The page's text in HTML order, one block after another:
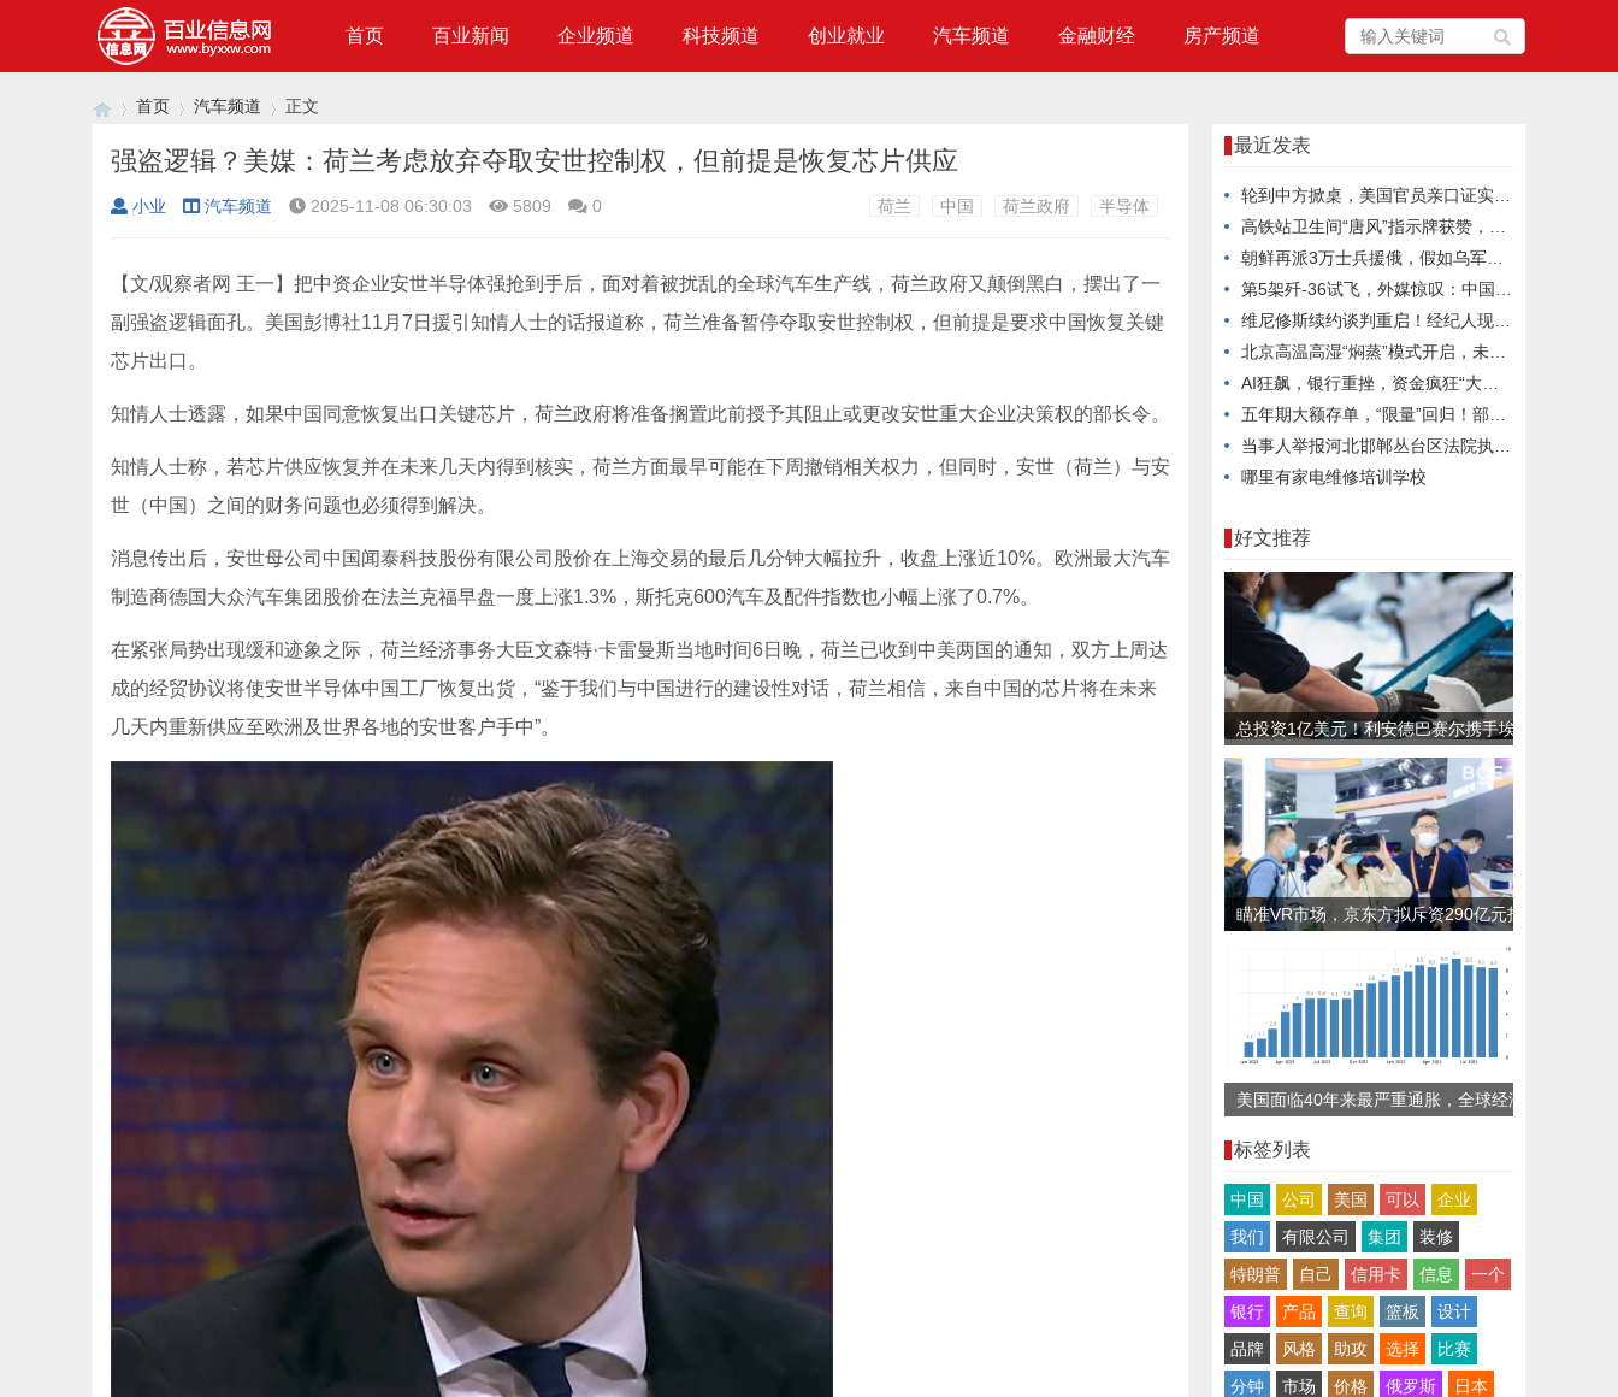
首页 百业新闻 企业频道 科技频道 创业就业 汽车频道 金融财经 房产频道
›
首页 汽车频道
›
正文
强盗逻辑？美媒：荷兰考虑放弃夺取安世控制权，但前提是恢复芯片供应
小业 汽车频道 2025-11-08 06:30:03 5809 0 荷兰 中国 荷兰政府 半导体
【文/观察者网 王一】把中资企业安世半导体强抢到手后，面对着被扰乱的全球汽车生产线，荷兰政府又颠倒黑白，摆出了一
副强盗逻辑面孔。美国彭博社11月7日援引知情人士的话报道称，荷兰准备暂停夺取安世控制权，但前提是要求中国恢复关键
芯片出口。
知情人士透露，如果中国同意恢复出口关键芯片，荷兰政府将准备搁置此前授予其阻止或更改安世重大企业决策权的部长令。
知情人士称，若芯片供应恢复并在未来几天内得到核实，荷兰方面最早可能在下周撤销相关权力，但同时，安世（荷兰）与安
世（中国）之间的财务问题也必须得到解决。
消息传出后，安世母公司中国闻泰科技股份有限公司股价在上海交易的最后几分钟大幅拉升，收盘上涨近10%。欧洲最大汽车
制造商德国大众汽车集团股价在法兰克福早盘一度上涨1.3%，斯托克600汽车及配件指数也小幅上涨了0.7%。
在紧张局势出现缓和迹象之际，荷兰经济事务大臣文森特·卡雷曼斯当地时间6日晚，荷兰已收到中美两国的通知，双方上周达
成的经贸协议将使安世半导体中国工厂恢复出货，“鉴于我们与中国进行的建设性对话，荷兰相信，来自中国的芯片将在未来
几天内重新供应至欧洲及世界各地的安世客户手中”。
最近发表
轮到中方掀桌，美国官员亲口证实：中国报复手段变强，单挑打不过
高铁站卫生间“唐风”指示牌获赞，真正动人的文化表达多朴素克制
朝鲜再派3万士兵援俄，假如乌军重创他们，金正恩会向乌克兰宣战吗？
第5架歼-36试飞，外媒惊叹：中国六代机2030年服役稳了？
维尼修斯续约谈判重启！经纪人现身巴尔德贝巴斯引发关注
北京高温高湿“焖蒸”模式开启，未来三天注意防暑
AI狂飙，银行重挫，资金疯狂“大挪移”
五年期大额存单，“限量”回归！部分银行已售罄
当事人举报河北邯郸丛台区法院执行局长低俗骚扰并索贿，官方通报：不当言论通话录音确系其本人，已停职处理
哪里有家电维修培训学校
好文推荐
总投资1亿美元！利安德巴赛尔携手埃
克森美孚等公司共同推进首家新型塑料
加工厂
瞄准VR市场，京东方拟斥资290亿元投
美国面临40年来最严重通胀，全球经济
标签列表
中国 公司 美国 可以
企业
我们
有限公司 集团
装修
特朗普
自己 信用卡 信息
一个
银行
产品 查询 篮板
设计
品牌
风格 助攻 选择
比赛
分钟
市场 价格 俄罗斯
日本